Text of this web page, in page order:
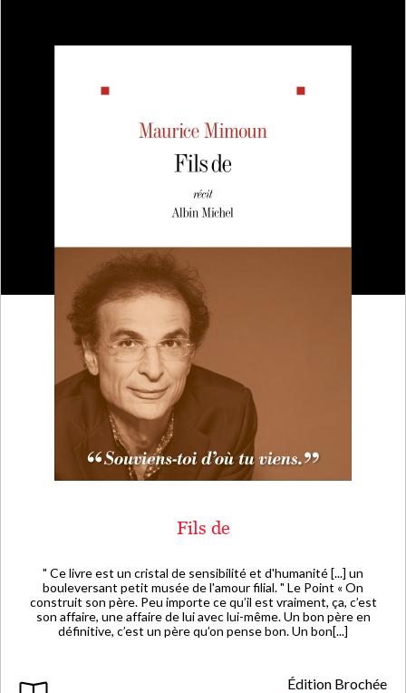
Fils de
" Ce livre est un cristal de sensibilité et d'humanité [...] un
bouleversant petit musée de l'amour filial. " Le Point « On
construit son père. Peu importe ce qu’il est vraiment, ça, c’est
son affaire, une affaire de lui avec lui-même. Un bon père en
définitive, c’est un père qu’on pense bon. Un bon[...]
Édition Brochée